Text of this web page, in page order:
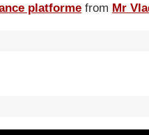
platforme from Mr